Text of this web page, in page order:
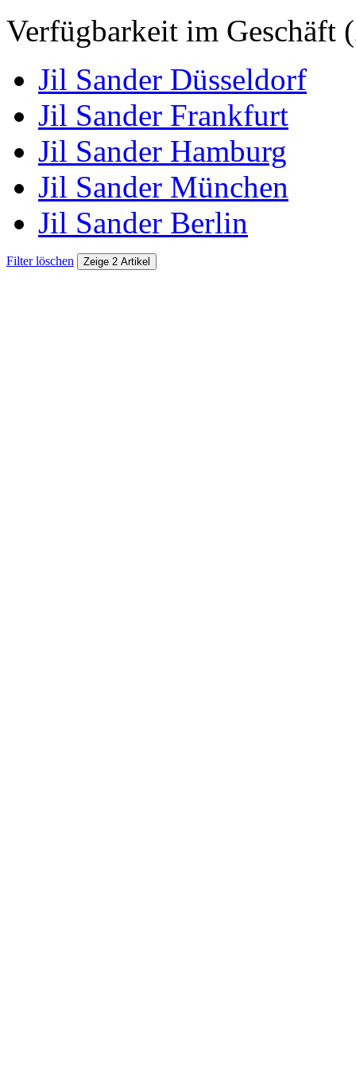
Verfügbarkeit im Geschäft
Jil Sander Düsseldorf
Jil Sander Frankfurt
Jil Sander Hamburg
Jil Sander München
Jil Sander Berlin
Filter löschen Zeige 2 Artikel